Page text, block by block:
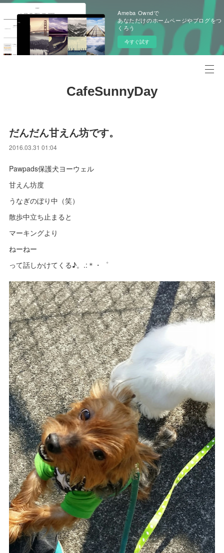
Ameba Owndで
あなただけのホームページやブログをつ
くろう
今すぐ試す
CafeSunnyDay
だんだん甘えん坊です。
2016.03.31 01:04
Pawpads保護犬ヨーウェル
甘えん坊度
うなぎのぼり中（笑）
散歩中立ち止まると
マーキングより
ねーねー
って話しかけてくる♪。.:＊・゜